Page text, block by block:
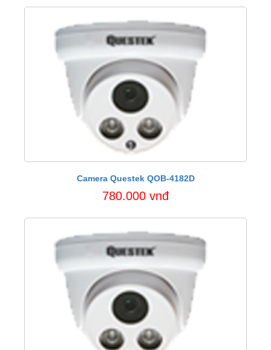
Camera Questek QOB-4182D
780.000 vnđ